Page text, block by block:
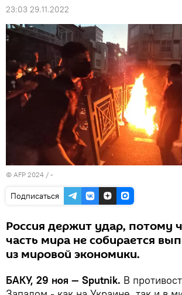
23:03 29.11.2022
© AFP 2024 / -
Подписаться
Россия держит удар, потому
часть мира не собирается
из мировой экономики.
БАКУ, 29 ноя — Sputnik. В